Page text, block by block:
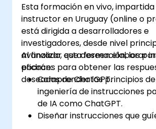
Esta formación en vivo,
instructor en Uruguay (online o
está dirigida a desarrolladores e
investigadores, desde nivel
avanzado, que deseen elaborar
eficaces para obtener las
deseadas de ChatGPT.
Al finalizar esta formación, los
podrán:
Comprender los principios
ingeniería de instrucciones
de IA como ChatGPT.
Diseñar instrucciones que